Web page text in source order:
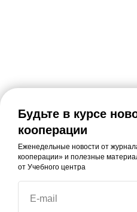
Будьте в курсе
кооперации
Еженедельные новости от
кооперации» и полезные
от Учебного центра
E-mail